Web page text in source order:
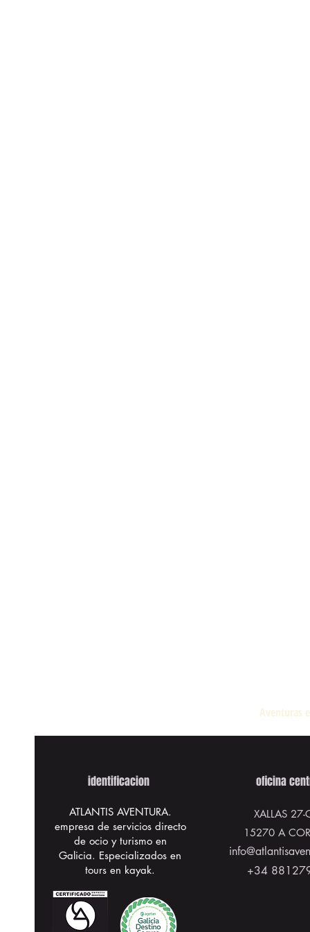
Aventuras
identificacion
ATLANTIS AVENTURA.
empresa de servicios directo
de ocio y turismo en
Galicia. Especializados en
tours en kayak.
oficina
XALLAS 27-
15270 A
+34